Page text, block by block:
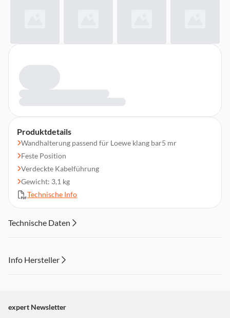
Produktdetails
Wandhalterung passend für Loewe klang bar5 mr
Feste Position
Verdeckte Kabelführung
Gewicht: 3,1 kg
Technische Info
Technische Daten
Info Hersteller
"Marketing".
expert Newsletter